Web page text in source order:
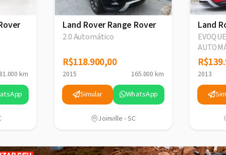
81.000 km
Land Rover Range Rover
2.0 Automático
R$118.900,00
R$118.900,00
2015 165.000 km
Simular WhatsApp
Joinville - SC
Land
2013